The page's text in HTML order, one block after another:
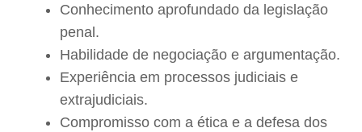
Conhecimento aprofundado da legislação
penal.
Habilidade de negociação e argumentação.
Experiência em processos judiciais e
extrajudiciais.
Compromisso com a ética e a defesa dos